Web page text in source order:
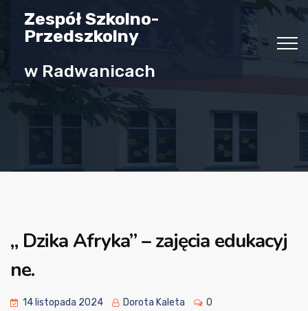
Zespół Szkolno-
Przedszkolny
w Radwanicach
„ Dzika Afryka” – zajęcia edukacyj
ne.
14 listopada 2024 Dorota Kaleta 0